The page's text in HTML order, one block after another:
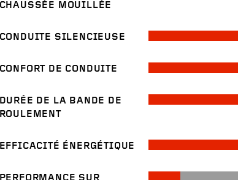
CHAUSSÉE MOUILLÉE
CONDUITE SILENCIEUSE
CONFORT DE CONDUITE
DURÉE DE LA BANDE DE
ROULEMENT
EFFICACITÉ ÉNERGÉTIQUE